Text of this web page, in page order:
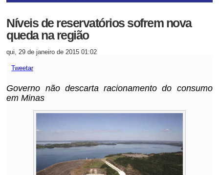
Níveis de reservatórios sofrem nova
queda na região
qui, 29 de janeiro de 2015 01:02
Tweetar
Governo não descarta racionamento do consumo
em Minas